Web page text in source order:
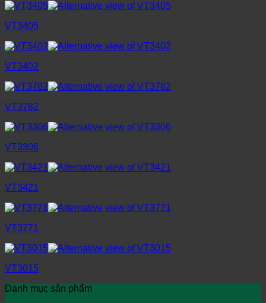
VT3405
VT3402
VT3782
VT3306
VT3421
VT3771
VT3015
Danh mục sản phẩm